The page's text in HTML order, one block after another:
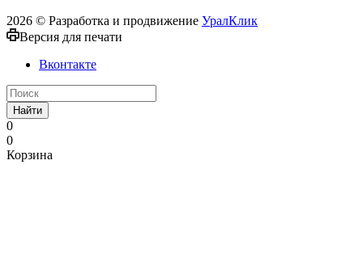
2026 © Разработка и продвижение УралКлик
Версия для печати
Вконтакте
Найти
0
0
Корзина